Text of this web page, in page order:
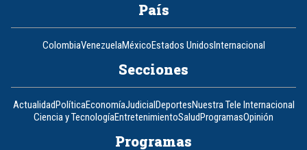
País
ColombiaVenezuelaMéxicoEstados UnidosInternacional
Secciones
ActualidadPolíticaEconomíaJudicialDeportesNuestra Tele Internacional
Ciencia y TecnologíaEntretenimientoSaludProgramasOpinión
Programas